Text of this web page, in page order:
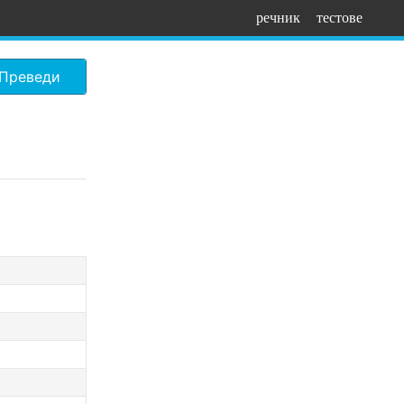
речник тестове
Преведи